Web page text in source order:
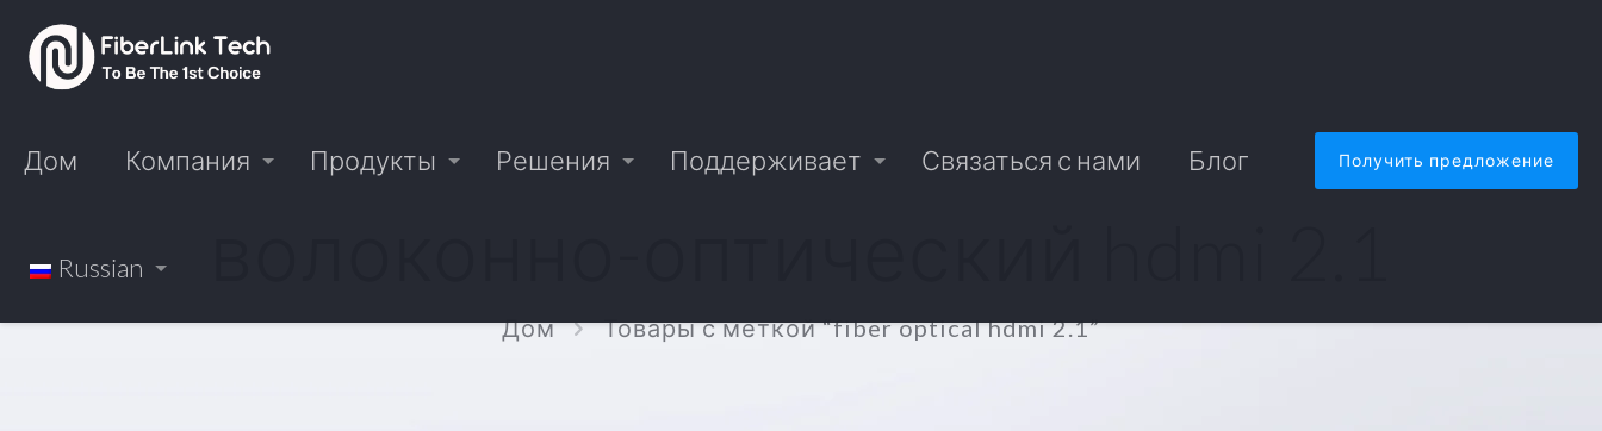
Дом Компания Продукты Решения Поддерживает Связаться с нами Блог
Russian
Получить предложение
Дом Товары с меткой “fiber optical hdmi 2.1”